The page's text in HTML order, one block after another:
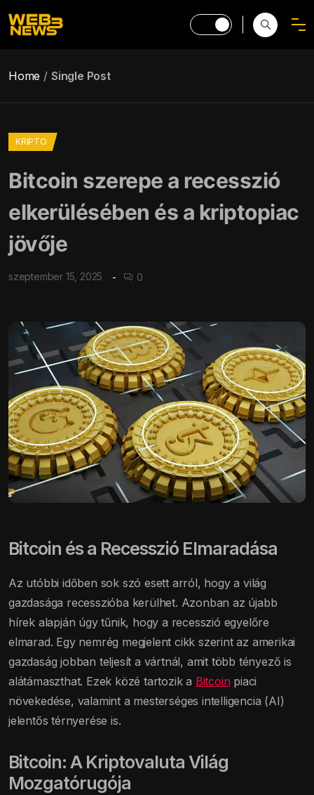
Home Single Post
KRIPTO
Bitcoin szerepe a recesszió
elkerülésében és a kriptopiac
jövője
szeptember 15, 2025 0
Bitcoin és a Recesszió Elmaradása
Az utóbbi időben sok szó esett arról, hogy a világ
gazdasága recesszióba kerülhet. Azonban az újabb
hírek alapján úgy tűnik, hogy a recesszió egyelőre
elmarad. Egy nemrég megjelent cikk szerint az amerikai
gazdaság jobban teljesít a vártnál, amit több tényező is
alátámaszthat. Ezek közé tartozik a Bitcoinpiaci
növekedése, valamint a mesterséges intelligencia (AI)
jelentős térnyerése is.
Bitcoin: A Kriptovaluta Világ
Mozgatórugója